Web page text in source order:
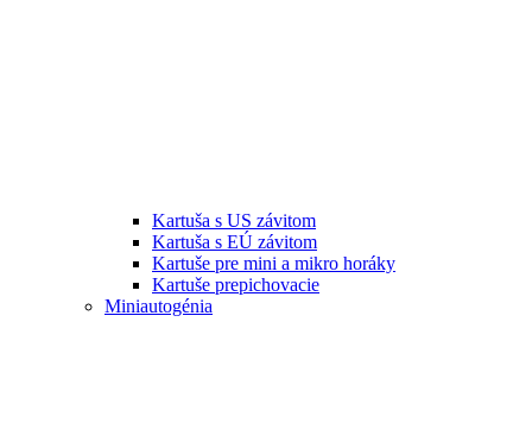
Kartuša s US závitom
Kartuša s EÚ závitom
Kartuše pre mini a mikro horáky
Kartuše prepichovacie
Miniautogénia